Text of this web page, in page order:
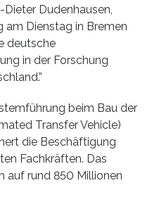
Dudenhausen,
am Dienstag in Bremen
deutsche
in der Forschung
beim Bau der
Transfer Vehicle)
die Beschäftigung
Fachkräften. Das
auf rund 850 Millionen